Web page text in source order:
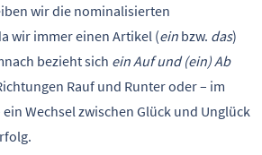
wir die nominalisierten
wir immer einen Artikel (ein bzw. das)
bezieht sich ein Auf und (ein) Ab
Rauf und Runter oder – im
Wechsel zwischen Glück und Unglück